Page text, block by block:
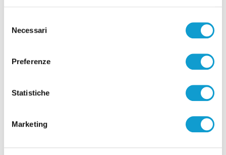
delNecessari
Preferenze
Statistiche
Marketing
Ancona – I poliziotti incontrano gli studenti per